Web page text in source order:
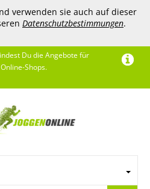
verwenden sie auch auf dieser
Datenschutzbestimmungen.
Du die Angebote für
Shops.